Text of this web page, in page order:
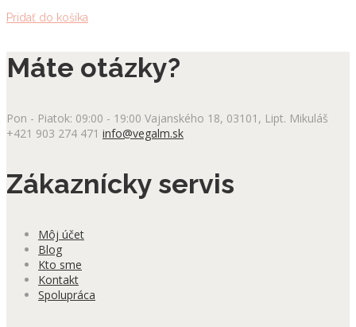
Pridať do košíka
Máte otázky?
Pon - Piatok: 09:00 - 19:00 Vajanského 18, 03101, Lipt. Mikuláš
+421 903 274 471 info@vegalm.sk
Zákaznícky servis
Môj účet
Blog
Kto sme
Kontakt
Spolupráca